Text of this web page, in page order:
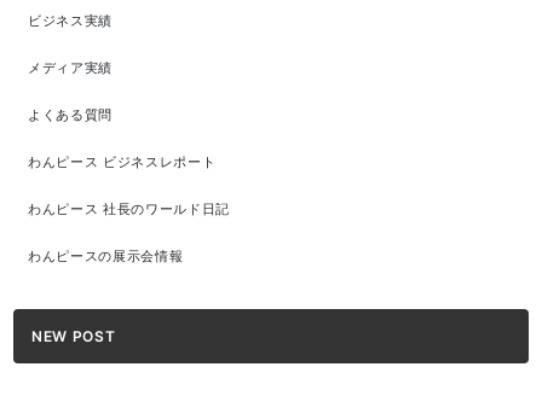
ビジネス実績
メディア実績
よくある質問
わんピース ビジネスレポート
わんピース 社長のワールド日記
わんピースの展示会情報
NEW POST